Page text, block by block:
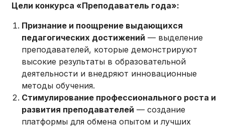
Цели конкурса «Преподаватель года»:
Признание и поощрение выдающихся
педагогических достижений — выделение
преподавателей, которые демонстрируют
высокие результаты в образовательной
деятельности и внедряют инновационные
методы обучения.
Стимулирование профессионального роста и
развития преподавателей — создание
платформы для обмена опытом и лучших